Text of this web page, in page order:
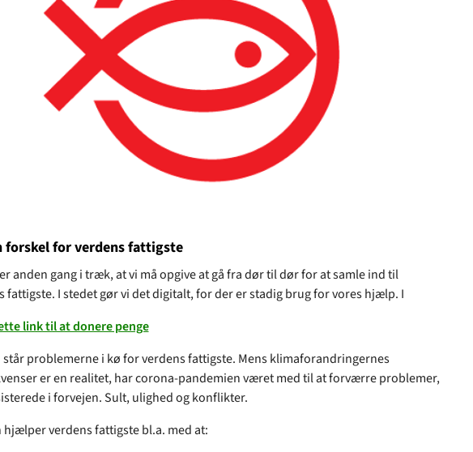
forskel for verdens fattigste
anden gang i træk, at vi må opgive at gå fra dør til dør for at samle ind til
fattigste. I stedet gør vi det digitalt, for der er stadig brug for vores hjælp. I
link til at donere penge
står problemerne i kø for verdens fattigste. Mens klimaforandringernes
er en realitet, har corona-pandemien været med til at forværre problemer,
i forvejen. Sult, ulighed og konflikter.
hjælper verdens fattigste bl.a. med at: